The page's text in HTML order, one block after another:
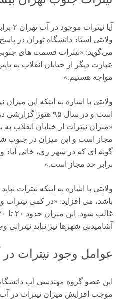
آیا
ولایتی استاد دانشگاه تهران در
می‌گوید: «نیترات قسمت های
عبارت دیگر از خیابان انقلاب به
مواجه هستیم.»
است و در سال ۹۵
مجاز است و این میزان در جنوب
برابر حد مجاز است.»
ولایتی با اشاره به اینکه نیترات
باشد، می افزاید: «در کمی نیترات
آشامیدنی شهرها نیز نباید نیتراتی
عوامل وجود نیترات
این عضو گروه مهندسی آب
موجب افزایش میزان نیترات در